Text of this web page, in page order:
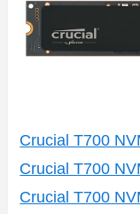
Crucial T700
Crucial T700
Crucial T700